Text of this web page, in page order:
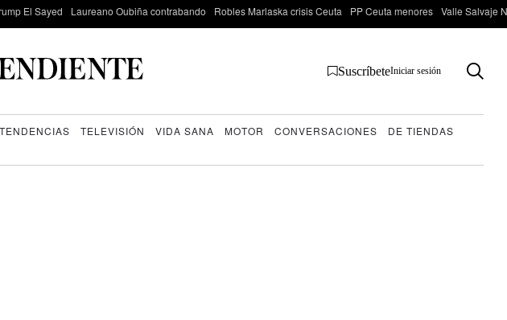
El Sayed Laureano Oubiña contrabando Robles Marlaska crisis Ceuta PP Ceuta menores Valle Salvaje
SuscríbeteIniciar sesión
TENDENCIAS TELEVISIÓN VIDA SANA MOTOR CONVERSACIONES
DE TIENDAS